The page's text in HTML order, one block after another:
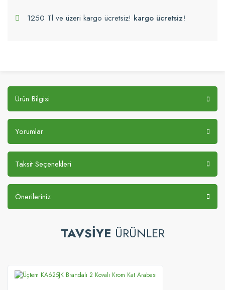
1250 Tl ve üzeri kargo ücretsiz! kargo ücretsiz!
Ürün Bilgisi
Yorumlar
Taksit Seçenekleri
Önerileriniz
TAVSİYE ÜRÜNLER